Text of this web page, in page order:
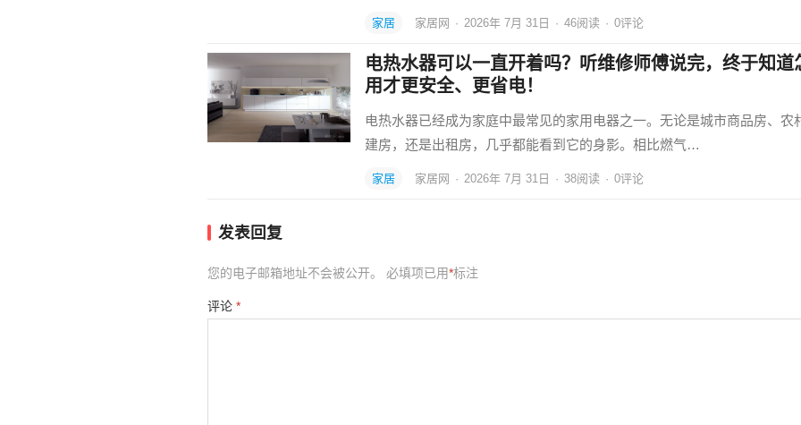
家居 家居网 · 2026年 7月 31日 · 46阅读 · 0评论
电热水器可以一直开着吗？听维修师傅说完，终于知道
用才更安全、更省电！
电热水器已经成为家庭中最常见的家用电器之一。无论是城市商品房、农
建房，还是出租房，几乎都能看到它的身影。相比燃气…
家居 家居网 · 2026年 7月 31日 · 38阅读 · 0评论
发表回复
您的电子邮箱地址不会被公开。 必填项已用*标注
评论 *